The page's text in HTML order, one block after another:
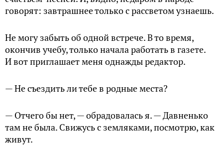
говорят: завтрашнее только с рассветом узнаешь.
Не могу забыть об одной встрече. В то время,
окончив учебу, только начала работать в газете.
И вот приглашает меня однажды редактор.
— Не съездить ли тебе в родные места?
— Отчего бы нет, — обрадовалась я. — Давненько
там не была. Свижусь с земляками, посмотрю, как
живут.